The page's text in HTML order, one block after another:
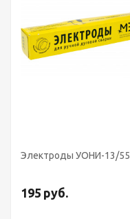
Электроды УОНИ-13/55
195 руб.